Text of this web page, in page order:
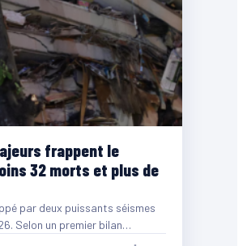
frappent le
32 morts et plus de
par deux puissants séismes
Selon un premier bilan…